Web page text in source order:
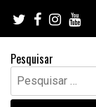
content
Pesquisar
Pesquisar
por: